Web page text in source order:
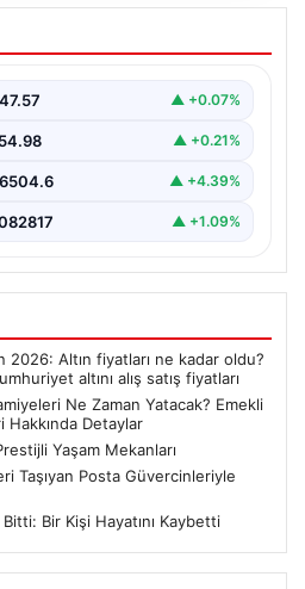
İkramiyeleri Ne
Bayram
yaklaşmasıyla birlikte,
47.57 ▲ +0.07%
54.98 ▲ +0.21%
6504.6 ▲ +4.39%
▲ +1.09%
2026: Altın fiyatları ne kadar oldu?
altını alış satış fiyatları
Ne Zaman Yatacak? Emekli
Hakkında Detaylar
Yaşam Mekanları
Taşıyan Posta Güvercinleriyle
Bitti: Bir Kişi Hayatını Kaybetti